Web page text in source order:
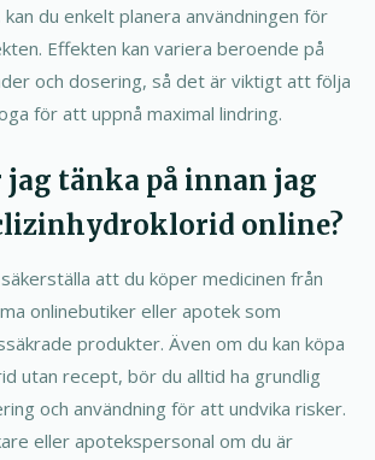
du enkelt planera användningen för
Effekten kan variera beroende på
och dosering, så det är viktigt att följa
för att uppnå maximal lindring.
jag tänka på innan jag
online?
att du köper medicinen från
onlinebutiker eller apotek som
produkter. Även om du kan köpa
utan recept, bör du alltid ha grundlig
och användning för att undvika risker.
eller apotekspersonal om du är